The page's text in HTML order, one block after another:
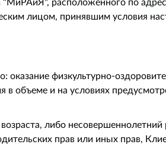
лицом, принявшим условия
оказание физкультурно-
в объеме и на условиях
либо несовершеннолетний
прав или иных прав,